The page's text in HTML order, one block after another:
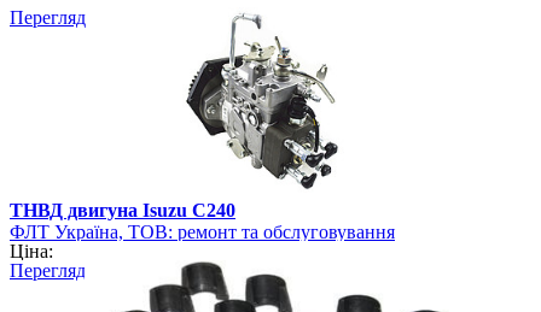
Перегляд
ТНВД двигуна Isuzu C240
ФЛТ Україна, ТОВ: ремонт та обслуговування
навантажувально-розвантажувальної техніки
Ціна:
Перегляд